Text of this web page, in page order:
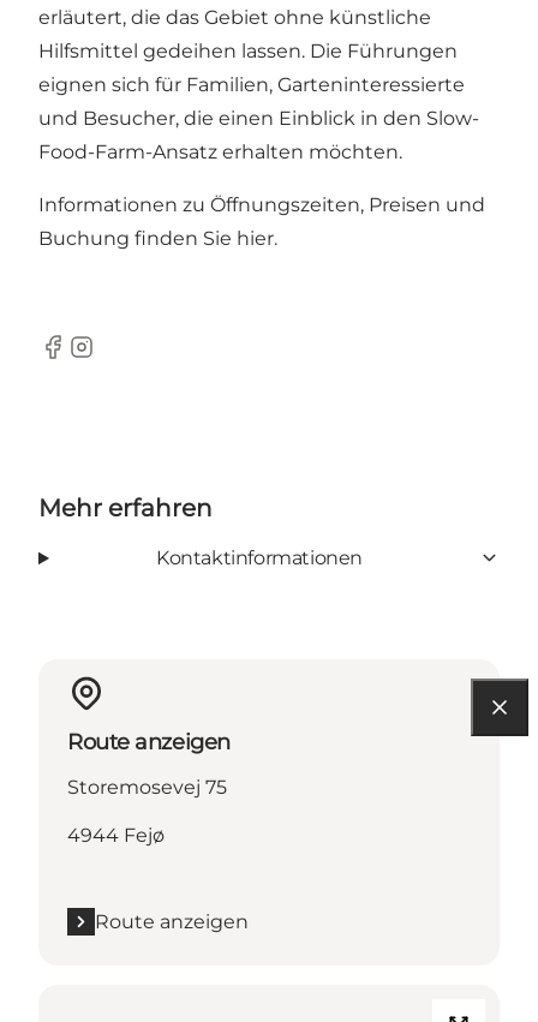
erläutert, die das Gebiet ohne künstliche
Hilfsmittel gedeihen lassen. Die Führungen
eignen sich für Familien, Garteninteressierte
und Besucher, die einen Einblick in den Slow-
Food-Farm-Ansatz erhalten möchten.
Informationen zu Öffnungszeiten, Preisen und
Buchung finden Sie hier.
Facebook
Instagram
Mehr erfahren
Kontaktinformationen
Route anzeigen
Storemosevej 75
4944 Fejø
Route anzeigen